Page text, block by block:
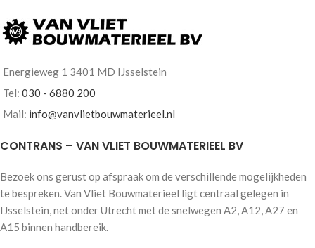
Energieweg 1 3401 MD IJsselstein
Tel: 030 - 6880 200
Mail: info@vanvlietbouwmaterieel.nl
CONTRANS – VAN VLIET BOUWMATERIEEL BV
Bezoek ons gerust op afspraak om de verschillende mogelijkheden
te bespreken. Van Vliet Bouwmaterieel ligt centraal gelegen in
IJsselstein, net onder Utrecht met de snelwegen A2, A12, A27 en
A15 binnen handbereik.